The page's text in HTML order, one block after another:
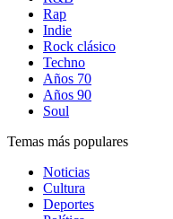
Rap
Indie
Rock clásico
Techno
Años 70
Años 90
Soul
Temas más populares
Noticias
Cultura
Deportes